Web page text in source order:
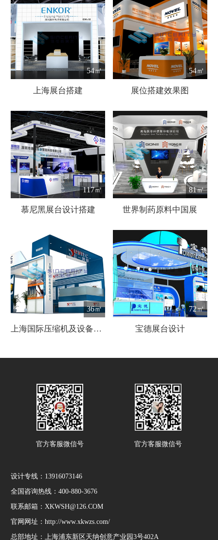
54㎡
上海展台搭建
54㎡
展位搭建效果图
117㎡
慕尼黑展台设计搭建
81㎡
世界制药原料中国展
36㎡
上海国际压缩机及设备展览会
72㎡
宝德展台设计
官方客服微信号 官方客服微信号
设计专线：13916073146
全国咨询热线：400-880-3676
联系邮箱：XKWSH@126.COM
官网网址：http://www.xkwzs.com/
总部地址：上海浦东新区天纳创意产业园3号402A